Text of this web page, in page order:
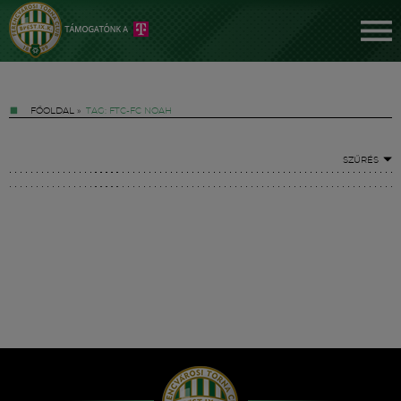
FŐOLDAL » TAG: FTC-FC NOAH
SZŰRÉS
Hírek